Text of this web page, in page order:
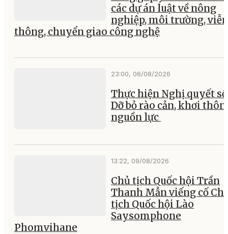
các dự án luật về nông
nghiệp, môi trường, viễn
thông, chuyển giao công nghệ
23:00, 06/08/2026
Thực hiện Nghị quyết số
Dỡ bỏ rào cản, khơi
nguồn lực
13:22, 09/08/2026
Chủ tịch Quốc hội Trần
Thanh Mẫn viếng cố
tịch Quốc hội Lào
Saysomphone
Phomvihane